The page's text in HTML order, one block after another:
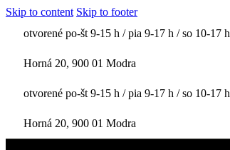
Skip to content Skip to footer
otvorené po-št 9-15 h / pia 9-17 h / so 10-17 h
Horná 20, 900 01 Modra
otvorené po-št 9-15 h / pia 9-17 h / so 10-17 h
Horná 20, 900 01 Modra